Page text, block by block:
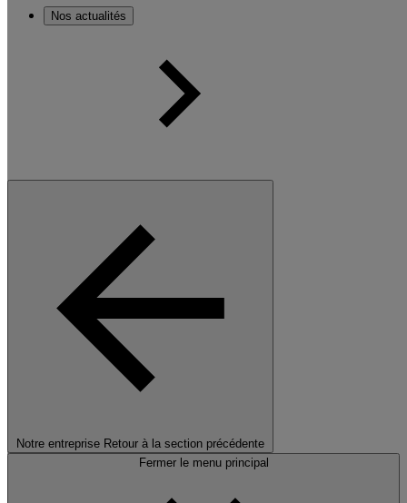
Nos actualités
Notre entreprise Retour à la section précédente
Fermer le menu principal